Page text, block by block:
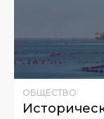
ОБЩЕСТВО